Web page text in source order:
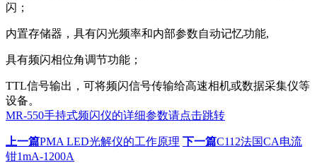
闪；
内置存储器，具有闪光频率和内部参数自动记忆功能,
具有频闪相位角调节功能；
TTL信号输出，可将频闪信号传输给高速相机或数据采集仪等
设备。
MR-550手持式频闪仪的详细参数请点击跳转
上一篇PMA LED光解仪的工作原理 下一篇C112法国CA电流
钳1mA-1200A